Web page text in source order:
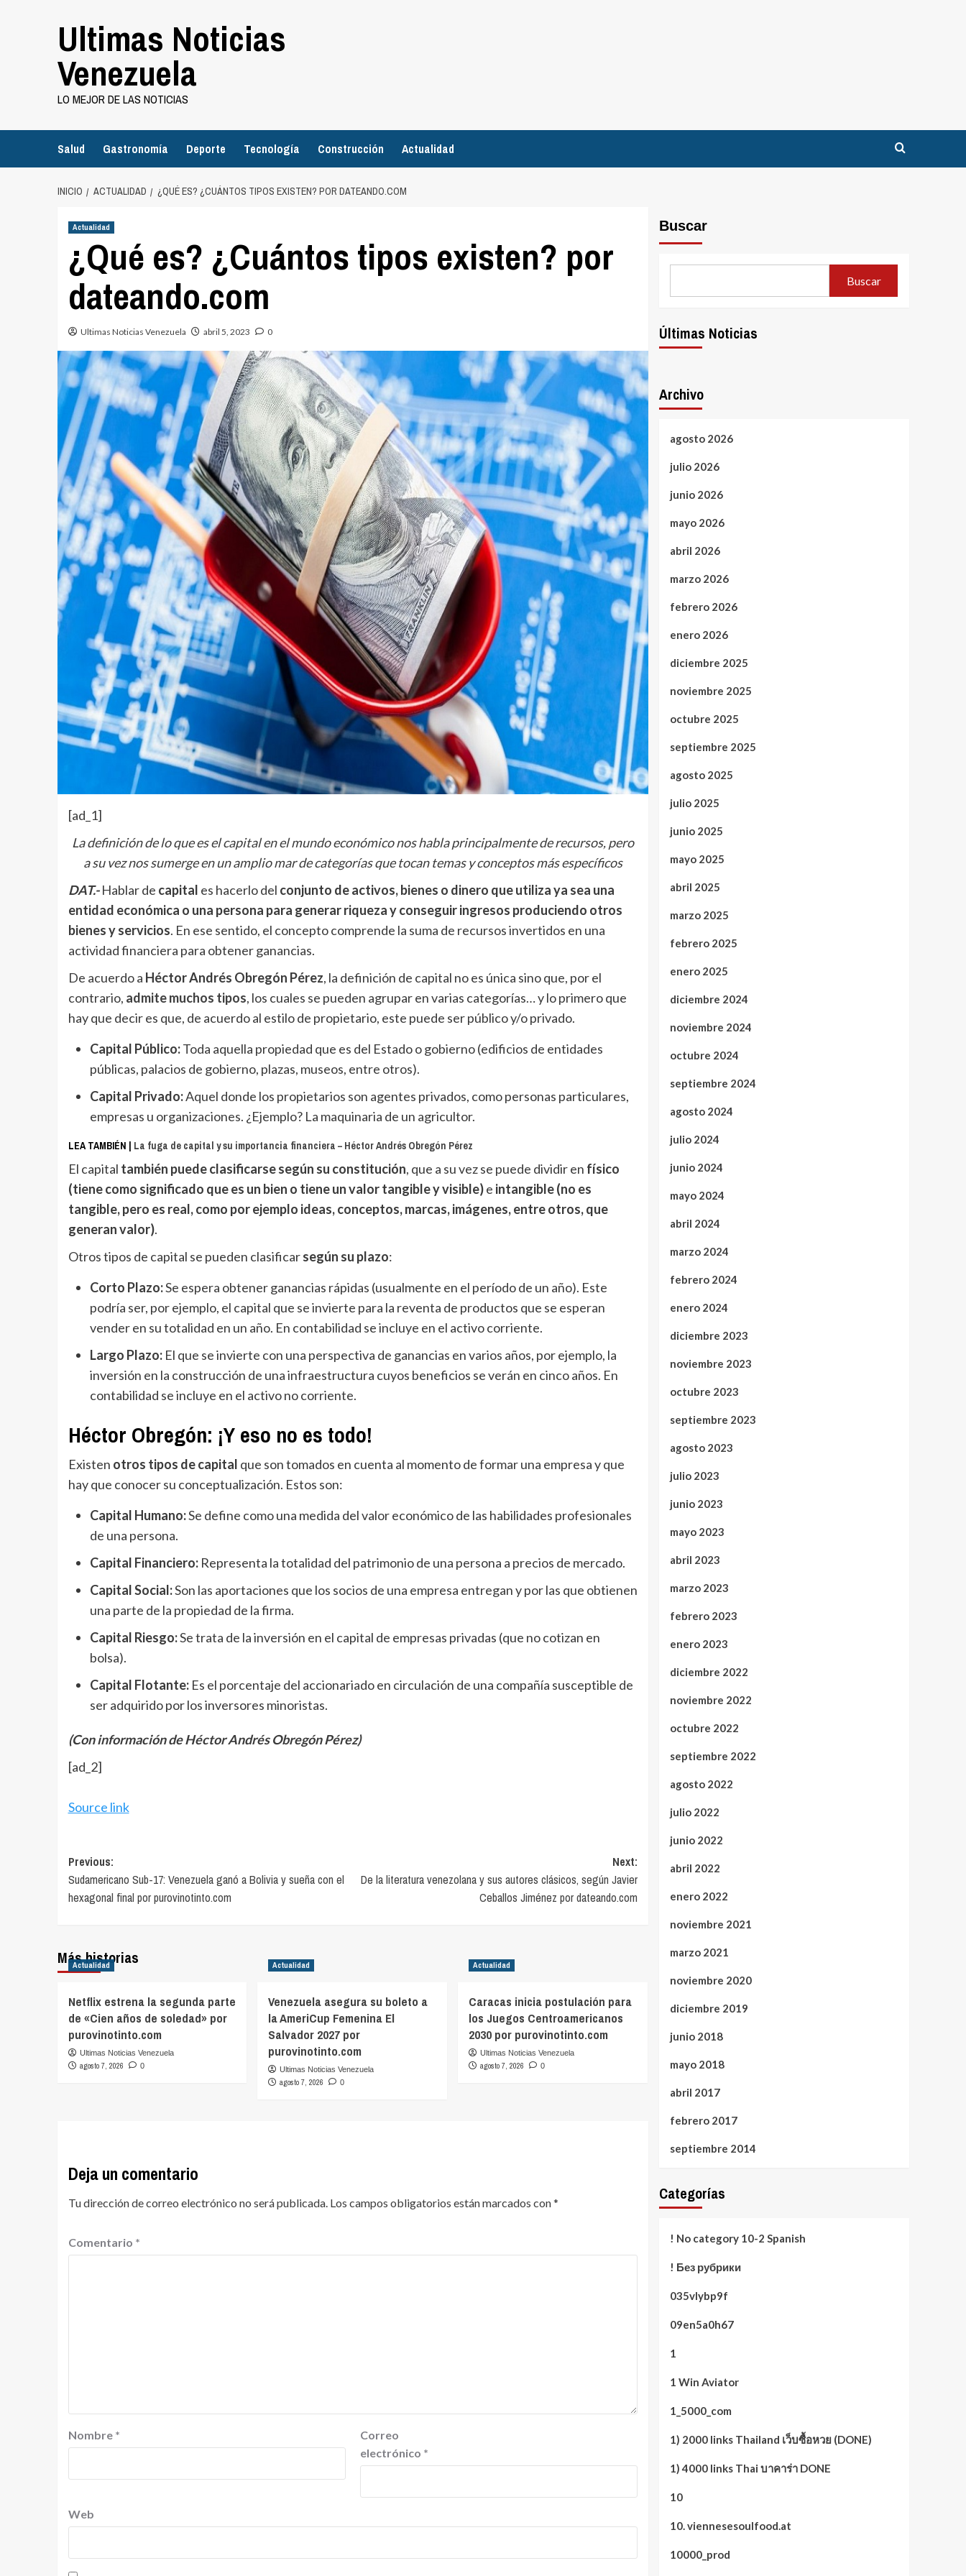
Ultimas Noticias
Venezuela
LO MEJOR DE LAS NOTICIAS
Salud Gastronomía Deporte Tecnología Construcción Actualidad
INICIO ACTUALIDAD ¿QUÉ ES? ¿CUÁNTOS TIPOS EXISTEN? POR DATEANDO.COM
Actualidad
¿Qué es? ¿Cuántos tipos existen? por
dateando.com
Ultimas Noticias Venezuela abril 5, 2023 0
[ad_1]
La definición de lo que es el capital en el mundo económico nos habla principalmente de recursos, pero
a su vez nos sumerge en un amplio mar de categorías que tocan temas y conceptos más específicos
DAT.-Hablar de capital es hacerlo del conjunto de activos, bienes o dinero que utiliza ya sea una
entidad económica o una persona para generar riqueza y conseguir ingresos produciendo otros
bienes y servicios. En ese sentido, el concepto comprende la suma de recursos invertidos en una
actividad financiera para obtener ganancias.
De acuerdo a Héctor Andrés Obregón Pérez, la definición de capital no es única sino que, por el
contrario, admite muchos tipos, los cuales se pueden agrupar en varias categorías… y lo primero que
hay que decir es que, de acuerdo al estilo de propietario, este puede ser público y/o privado.
Capital Público:Toda aquella propiedad que es del Estado o gobierno (edificios de entidades
públicas, palacios de gobierno, plazas, museos, entre otros).
Capital Privado:Aquel donde los propietarios son agentes privados, como personas particulares,
empresas u organizaciones. ¿Ejemplo? La maquinaria de un agricultor.
LEA TAMBIÉN | La fuga de capital y su importancia financiera – Héctor Andrés Obregón Pérez
El capital también puede clasificarse según su constitución, que a su vez se puede dividir en físico
(tiene como significado que es un bien o tiene un valor tangible y visible)e intangible (no es
tangible, pero es real, como por ejemplo ideas, conceptos, marcas, imágenes, entre otros, que
generan valor).
Otros tipos de capital se pueden clasificarsegún su plazo:
Corto Plazo:Se espera obtener ganancias rápidas (usualmente en el período de un año). Este
podría ser, por ejemplo, el capital que se invierte para la reventa de productos que se esperan
vender en su totalidad en un año. En contabilidad se incluye en el activo corriente.
Largo Plazo:El que se invierte con una perspectiva de ganancias en varios años, por ejemplo, la
inversión en la construcción de una infraestructura cuyos beneficios se verán en cinco años. En
contabilidad se incluye en el activo no corriente.
Héctor Obregón: ¡Y eso no es todo!
Existen otros tipos de capital que son tomados en cuenta al momento de formar una empresa y que
hay que conocer su conceptualización. Estos son:
Capital Humano:Se define como una medida del valor económico de las habilidades profesionales
de una persona.
Capital Financiero:Representa la totalidad del patrimonio de una persona a precios de mercado.
Capital Social:Son las aportaciones que los socios de una empresa entregan y por las que obtienen
una parte de la propiedad de la firma.
Capital Riesgo:Se trata de la inversión en el capital de empresas privadas (que no cotizan en
bolsa).
Capital Flotante:Es el porcentaje del accionariado en circulación de una compañía susceptible de
ser adquirido por los inversores minoristas.
(Con información de Héctor Andrés Obregón Pérez)
[ad_2]
Source link
Post
navigation
Previous:
Sudamericano Sub-17: Venezuela ganó a Bolivia y sueña con el
hexagonal final por purovinotinto.com
Next:
De la literatura venezolana y sus autores clásicos, según Javier
Ceballos Jiménez por dateando.com
Más historias
Actualidad
Netflix estrena la segunda parte
de «Cien años de soledad» por
purovinotinto.com
Ultimas Noticias Venezuela
agosto 7, 2026 0
Actualidad
Venezuela asegura su boleto a
la AmeriCup Femenina El
Salvador 2027 por
purovinotinto.com
Ultimas Noticias Venezuela
agosto 7, 2026 0
Actualidad
Caracas inicia postulación para
los Juegos Centroamericanos
2030 por purovinotinto.com
Ultimas Noticias Venezuela
agosto 7, 2026 0
Deja un comentario
Tu dirección de correo electrónico no será publicada. Los campos obligatorios están marcados con*
Comentario *
Nombre *
Correo
electrónico *
Web
Buscar
Buscar
Últimas Noticias
Archivo
agosto 2026
julio 2026
junio 2026
mayo 2026
abril 2026
marzo 2026
febrero 2026
enero 2026
diciembre 2025
noviembre 2025
octubre 2025
septiembre 2025
agosto 2025
julio 2025
junio 2025
mayo 2025
abril 2025
marzo 2025
febrero 2025
enero 2025
diciembre 2024
noviembre 2024
octubre 2024
septiembre 2024
agosto 2024
julio 2024
junio 2024
mayo 2024
abril 2024
marzo 2024
febrero 2024
enero 2024
diciembre 2023
noviembre 2023
octubre 2023
septiembre 2023
agosto 2023
julio 2023
junio 2023
mayo 2023
abril 2023
marzo 2023
febrero 2023
enero 2023
diciembre 2022
noviembre 2022
octubre 2022
septiembre 2022
agosto 2022
julio 2022
junio 2022
abril 2022
enero 2022
noviembre 2021
marzo 2021
noviembre 2020
diciembre 2019
junio 2018
mayo 2018
abril 2017
febrero 2017
septiembre 2014
Categorías
! No category 10-2 Spanish
! Без рубрики
035vlybp9f
09en5a0h67
1
1 Win Aviator
1_5000_com
1) 2000 links Thailand เว็บซื้อหวย (DONE)
1) 4000 links Thai บาคาร่า DONE
10
10. viennesesoulfood.at
10000_prod